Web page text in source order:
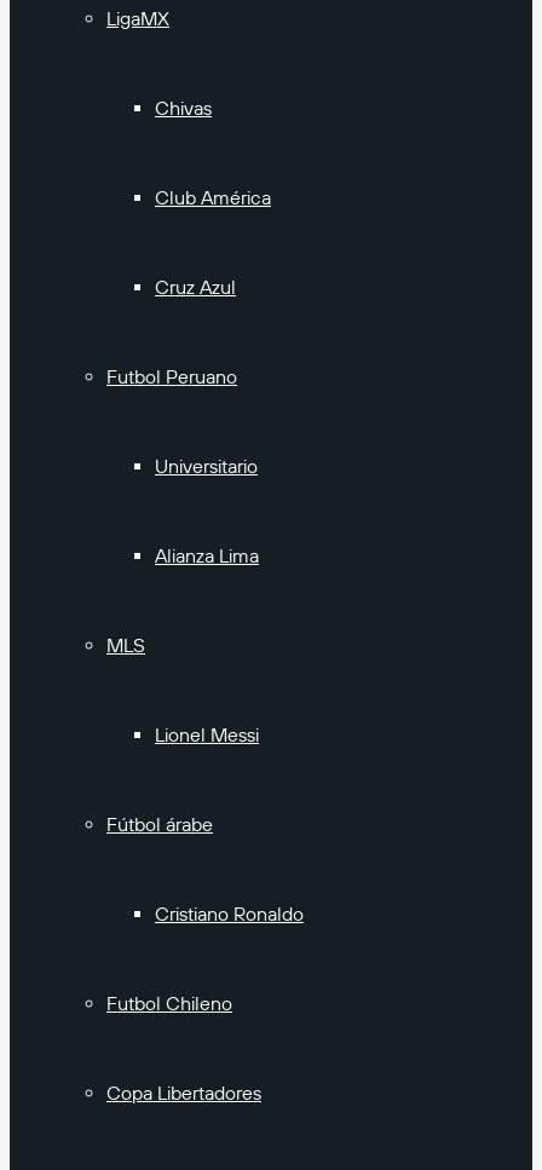
LigaMX
Chivas
Club América
Cruz Azul
Futbol Peruano
Universitario
Alianza Lima
MLS
Lionel Messi
Fútbol árabe
Cristiano Ronaldo
Futbol Chileno
Copa Libertadores